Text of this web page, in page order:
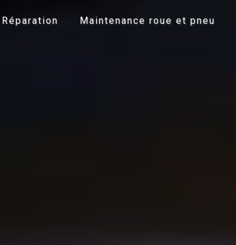
Réparation Maintenance roue et pneu